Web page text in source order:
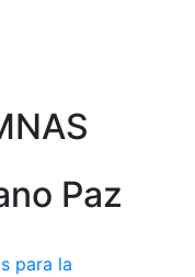
Paz
para la